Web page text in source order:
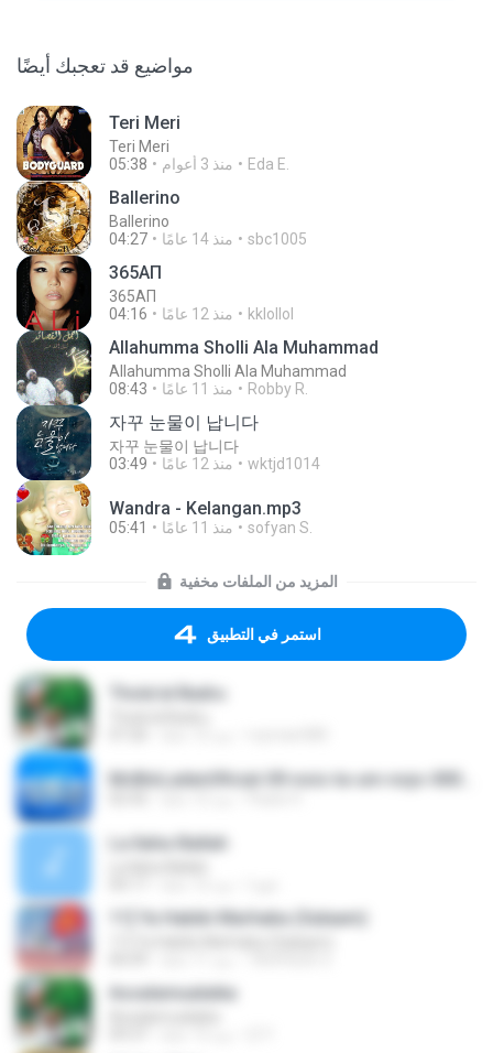
مواضيع قد تعجبك أيضًا
Teri Meri
Teri Meri
05:38
منذ 3 أعوام Eda E.
Ballerino
Ballerino
04:27
منذ 14 عامًا sbc1005
365АП
365АП
04:16
منذ 12 عامًا kklollol
Allahumma Sholli Ala Muhammad
Allahumma Sholli Ala Muhammad
08:43
منذ 11 عامًا Robby R.
자꾸 눈물이 납니다
자꾸 눈물이 납니다
03:49
منذ 12 عامًا wktjd1014
Wandra - Kelangan.mp3
05:41 منذ 11 عامًا sofyan S.
المزيد من الملفات مخفية
استمر في التطبيق
Thola'al Badru
La Ilaha Illallah
11] Ya Habibi Marhaba (Salaam)
Assalamualaika